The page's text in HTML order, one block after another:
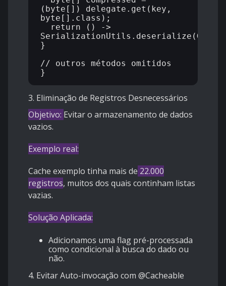
(byte[]) delegate.get(key,
byte[].class);
}
// outros métodos omitidos
3. Eliminação de Registros Desnecessários
Objetivo: Evitar o armazenamento de dados
vazios.
Exemplo real:
Cache exemplo tinha mais de 22.000
registros, muitos dos quais continham listas
vazias.
Solução Aplicada:
Adicionamos uma flag pré-processada
como condicional à busca do dado ou
não.
4. Evitar Auto-invocação com @Cacheable